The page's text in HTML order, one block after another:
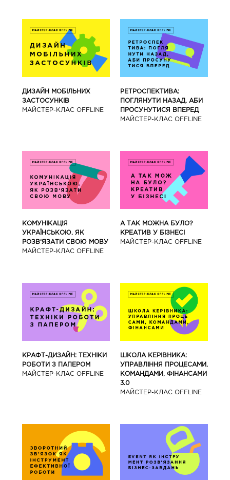
ДИЗАЙН МОБІЛЬНИХ
ЗАСТОСУНКІВ
МАЙCТЕР-КЛАС OFFLINE
РЕТРОСПЕКТИВА:
ПОГЛЯНУТИ НАЗАД, АБИ
ПРОСУНУТИСЯ ВПЕРЕД
МАЙCТЕР-КЛАС OFFLINE
КОМУНІКАЦІЯ
УКРАЇНСЬКОЮ, ЯК
РОЗВ‘ЯЗАТИ СВОЮ МОВУ
МАЙCТЕР-КЛАС OFFLINE
А ТАК МОЖНА БУЛО?
КРЕАТИВ У БІЗНЕСІ
МАЙCТЕР-КЛАС OFFLINE
КРАФТ-ДИЗАЙН: ТЕХНІКИ
РОБОТИ З ПАПЕРОМ
МАЙCТЕР-КЛАС OFFLINE
ШКОЛА КЕРІВНИКА:
УПРАВЛІННЯ ПРОЦЕСАМИ,
КОМАНДАМИ, ФІНАНСАМИ
3.0
МАЙCТЕР-КЛАС OFFLINE